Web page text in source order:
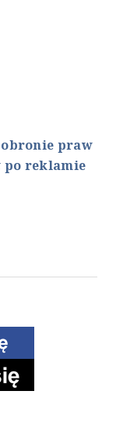
praw
po reklamie